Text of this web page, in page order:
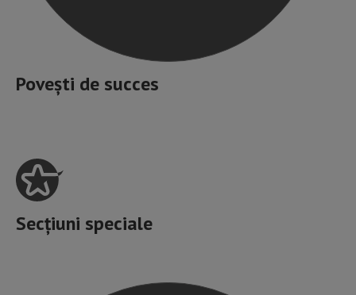
Povești de succes
Secțiuni speciale